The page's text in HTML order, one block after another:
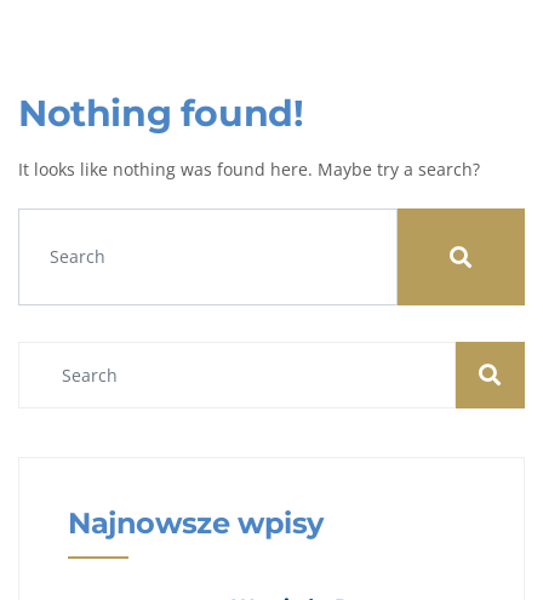
Nothing found!
It looks like nothing was found here. Maybe try a search?
Najnowsze wpisy